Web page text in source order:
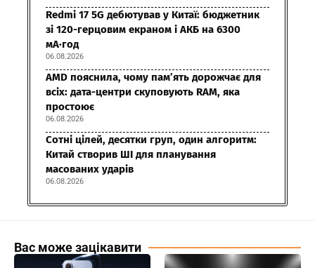
Redmi 17 5G дебютував у Китаї: бюджетник
зі 120-герцовим екраном і АКБ на 6300
мА·год
06.08.2026
AMD пояснила, чому пам’ять дорожчає для
всіх: дата-центри скуповують RAM, яка
простоює
06.08.2026
Сотні цілей, десятки груп, один алгоритм:
Китай створив ШІ для планування
масованих ударів
06.08.2026
Вас може зацікавити